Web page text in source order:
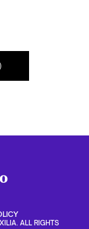
ALL RIGHTS